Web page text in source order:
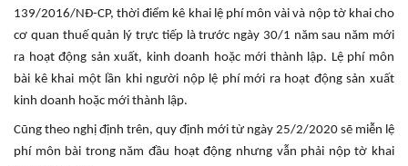
139/2016/NĐ-CP, thời điểm kê khai lệ phí môn vài và nộp tờ khai cho
cơ quan thuế quản lý trực tiếp là trước ngày 30/1 năm sau năm mới
ra hoạt động sản xuất, kinh doanh hoặc mới thành lập. Lệ phí môn
bài kê khai một lần khi người nộp lệ phí mới ra hoạt động sản xuất
kinh doanh hoặc mới thành lập.
Cũng theo nghị định trên, quy định mới từ ngày 25/2/2020 sẽ miễn lệ
phí môn bài trong năm đầu hoạt động nhưng vẫn phải nộp tờ khai